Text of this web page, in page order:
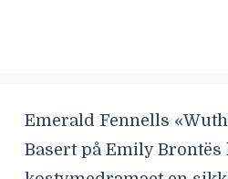
Emerald Fennells «
Basert på Emily